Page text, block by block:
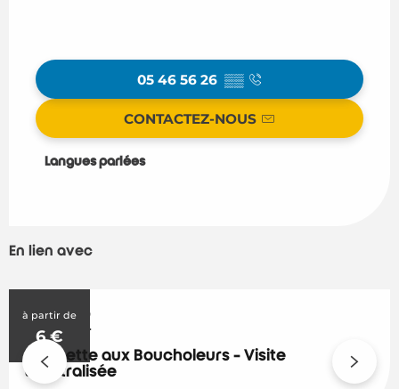
05 46 56 26 ▒▒
CONTACTEZ-NOUS
Langues parlées
Langues parlées
En lien avec
à partir de
6€
7
JUIL.
25
AOÛT
Marinette aux Boucholeurs - Visite
théâtralisée